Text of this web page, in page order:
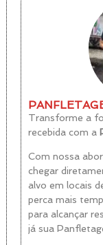
Transforme a
recebida com a
Com nossa
chegar
alvo em locais
perca mais
para alcançar
já sua